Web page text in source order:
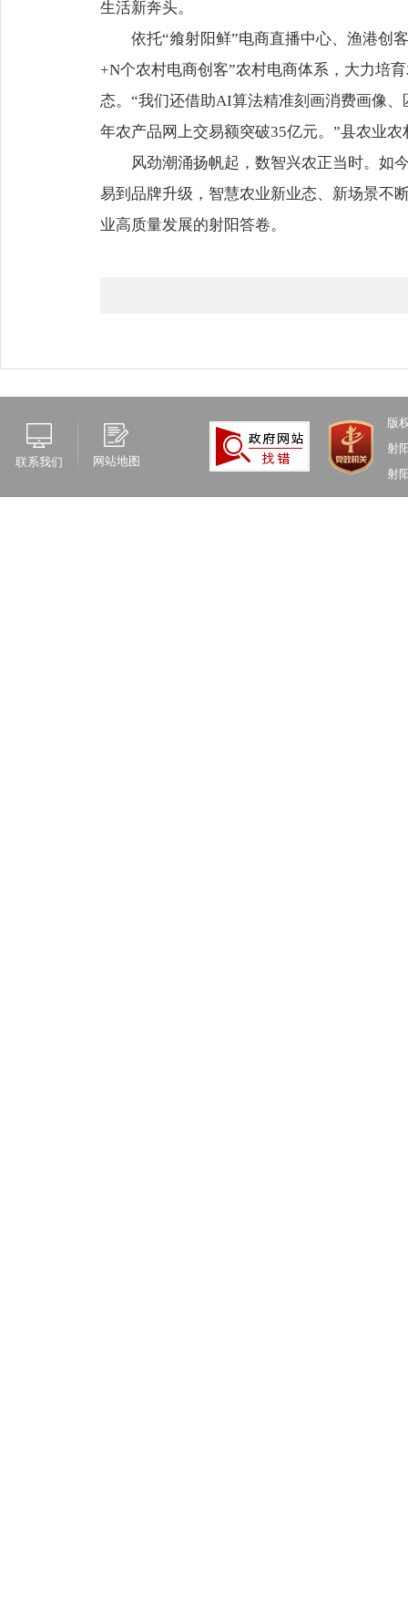
生活新奔头。
依托“飨射阳鲜”电商直播中心、渔港创
+N个农村电商创客”农村电商体系，大力培
态。“我们还借助AI算法精准刻画消费画像
年农产品网上交易额突破35亿元。”县农业
风劲潮涌扬帆起，数智兴农正当时。如
易到品牌升级，智慧农业新业态、新场景不
业高质量发展的射阳答卷。
联系我们 网站地图
版
射
射